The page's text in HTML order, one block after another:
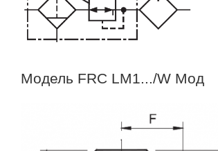
Модель FRC LM1.../W Мод